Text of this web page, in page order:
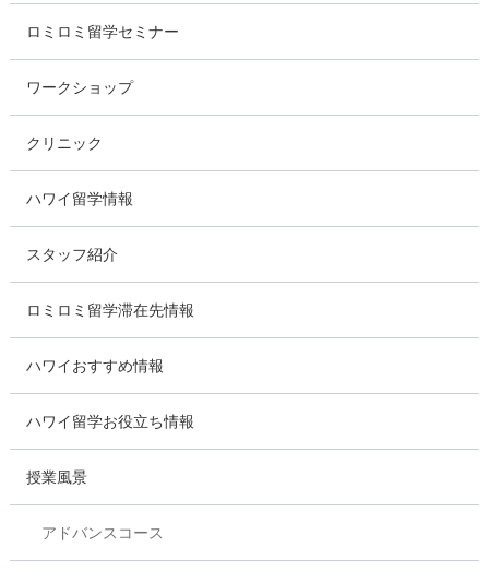
ロミロミ留学セミナー
ワークショップ
クリニック
ハワイ留学情報
スタッフ紹介
ロミロミ留学滞在先情報
ハワイおすすめ情報
ハワイ留学お役立ち情報
授業風景
アドバンスコース